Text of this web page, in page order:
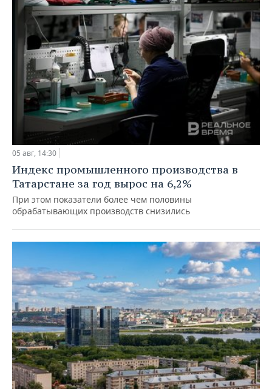
05 авг, 14:30
Индекс промышленного производства в
Татарстане за год вырос на 6,2%
При этом показатели более чем половины
обрабатывающих производств снизились